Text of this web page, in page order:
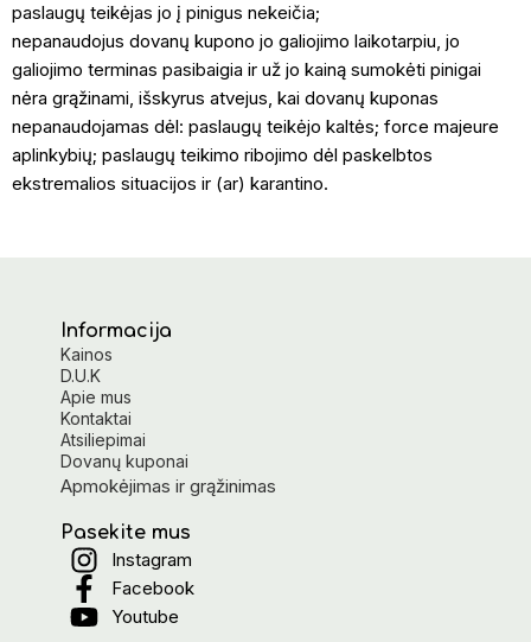
paslaugų teikėjas jo į pinigus nekeičia;
nepanaudojus dovanų kupono jo galiojimo laikotarpiu, jo
galiojimo terminas pasibaigia ir už jo kainą sumokėti pinigai
nėra grąžinami, išskyrus atvejus, kai dovanų kuponas
nepanaudojamas dėl: paslaugų teikėjo kaltės; force majeure
aplinkybių; paslaugų teikimo ribojimo dėl paskelbtos
ekstremalios situacijos ir (ar) karantino.
Informacija
Kainos
D.U.K
Apie mus
Kontaktai
Atsiliepimai
Dovanų kuponai
Apmokėjimas ir grąžinimas
Pasekite mus
Instagram
Facebook
Youtube